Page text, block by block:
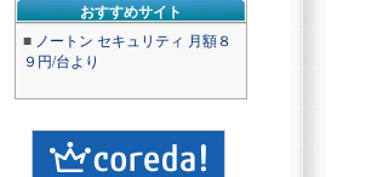
おすすめサイト
■ ノートン セキュリティ 月額８
９円/台より